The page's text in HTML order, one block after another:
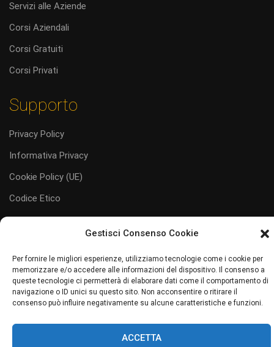
Gestisci Consenso Cookie
Per fornire le migliori esperienze, utilizziamo tecnologie come i cookie per
memorizzare e/o accedere alle informazioni del dispositivo. Il consenso a
queste tecnologie ci permetterà di elaborare dati come il comportamento di
navigazione o ID unici su questo sito. Non acconsentire o ritirare il
consenso può influire negativamente su alcune caratteristiche e funzioni.
ACCETTA
Servizi alle Aziende
Corsi Aziendali
Corsi Gratuiti
Corsi Privati
Supporto
Privacy Policy
Informativa Privacy
Cookie Policy (UE)
Codice Etico
#juliaservicei servizi al tuo servizio
Sito web realizzato da Junior Web